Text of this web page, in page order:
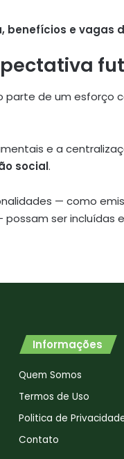
benefícios e vagas
parte de um esforço
e a
social.
— como
ser incluídas
Informações
Quem Somos
Termos de Uso
Politica de
Contato